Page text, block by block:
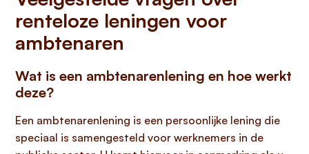
renteloze leningen voor
ambtenaren
Wat is een ambtenarenlening en hoe werkt
deze?
Een ambtenarenlening is een persoonlijke lening die
speciaal is samengesteld voor werknemers in de